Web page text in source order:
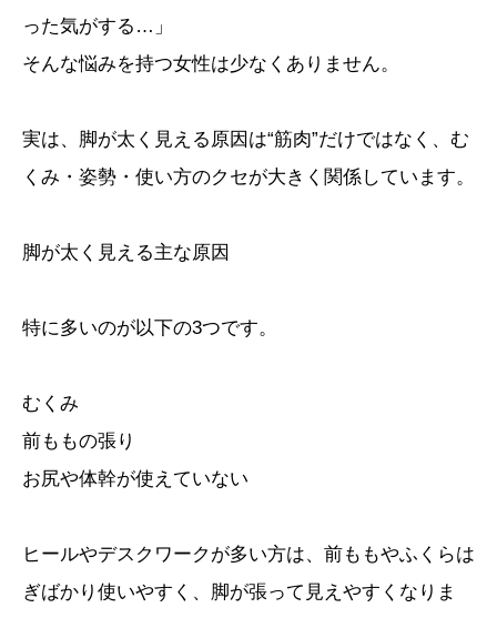
った気がする…」
そんな悩みを持つ女性は少なくありません。
実は、脚が太く見える原因は“筋肉”だけではなく、む
くみ・姿勢・使い方のクセが大きく関係しています。
脚が太く見える主な原因
特に多いのが以下の3つです。
むくみ
前ももの張り
お尻や体幹が使えていない
ヒールやデスクワークが多い方は、前ももやふくらは
ぎばかり使いやすく、脚が張って見えやすくなりま